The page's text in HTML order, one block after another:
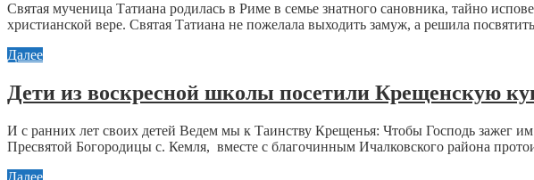
Святая мученица Татиана родилась в Риме в семье знатного сановника, тайно
христианской вере. Святая Татиана не пожелала выходить замуж, а решила
Далее
Дети из воскресной школы посетили Крещенскую
И с ранних лет своих детей Ведем мы к Таинству Крещенья: Чтобы Господь
Пресвятой Богородицы с. Кемля, вместе с благочинным Ичалковского района
Далее